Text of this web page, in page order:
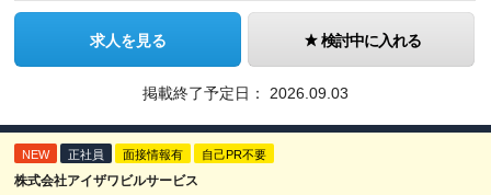
求人を見る 検討中に入れる
掲載終了予定日： 2026.09.03
NEW 正社員 面接情報有 自己PR不要
株式会社アイザワビルサービス